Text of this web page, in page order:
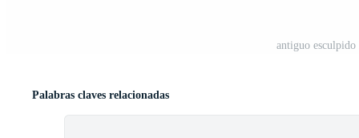
antiguo
Palabras claves relacionadas